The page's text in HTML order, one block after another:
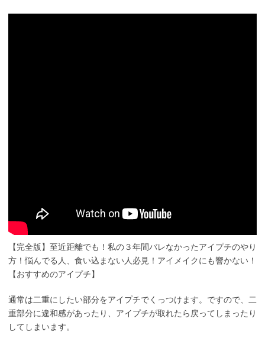
【完全版】至近距離でも！私の３年間バレなかったアイプチのやり
方！悩んでる人、食い込まない人必見！アイメイクにも響かない！
【おすすめのアイプチ】
通常は二重にしたい部分をアイプチでくっつけます。ですので、二
重部分に違和感があったり、アイプチが取れたら戻ってしまったり
してしまいます。